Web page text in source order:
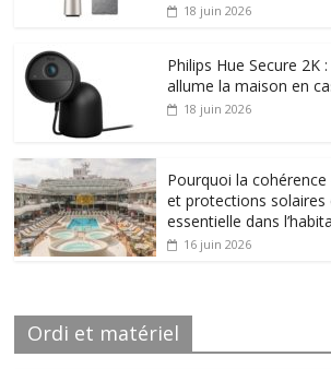
18 juin 2026
Philips Hue Secure 2K
allume la maison en
18 juin 2026
Pourquoi la
et protections solaires
essentielle dans
16 juin 2026
Ordi et matériel